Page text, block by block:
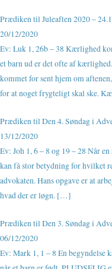
Prædiken til Juleaften 2020 –
20/12/2020
Ev: Luk 1, 26b – 38 Kærlighed
et barn ud er det ofte af
kommet for sent hjem om
for at noget frygteligt skal ske.
Prædiken til Den 4. Søndag i
13/12/2020
Ev: Joh 1, 6 – 8 og 19 – 28 Når
kan få stor betydning for hvilket
advokaten. Hans opgave er at
hvad der er løgn. […]
Prædiken til Den 3. Søndag i
06/12/2020
Ev: Mark 1, 1 – 8 En begyndelse